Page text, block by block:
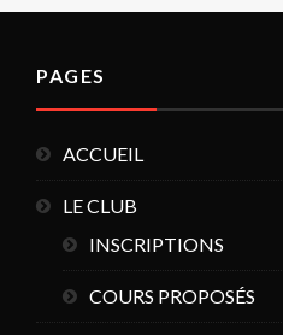
PAGES
ACCUEIL
LE CLUB
INSCRIPTIONS
COURS PROPOSÉS